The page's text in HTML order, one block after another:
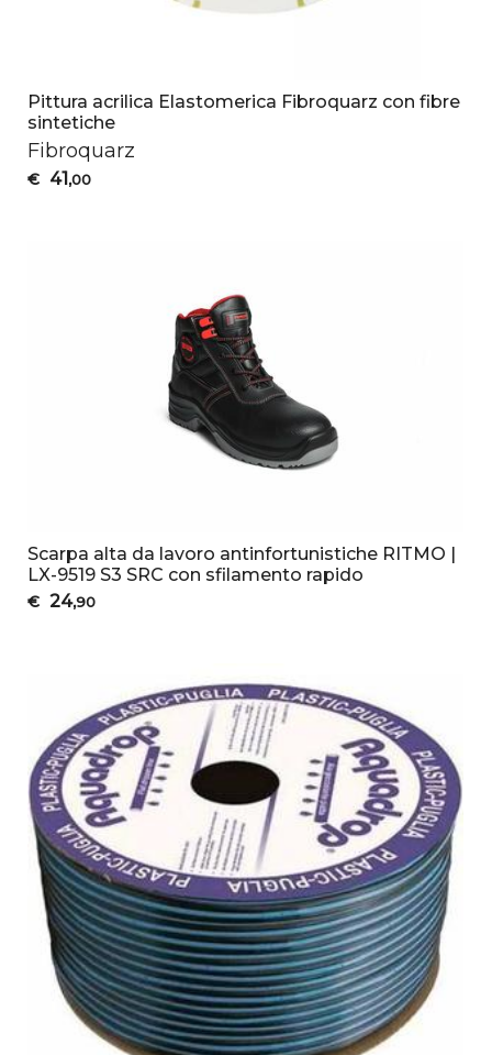
Pittura acrilica Elastomerica Fibroquarz con fibre
sintetiche
Fibroquarz
€ 41,00
Scarpa alta da lavoro antinfortunistiche RITMO |
LX-9519 S3 SRC con sfilamento rapido
€ 24,90